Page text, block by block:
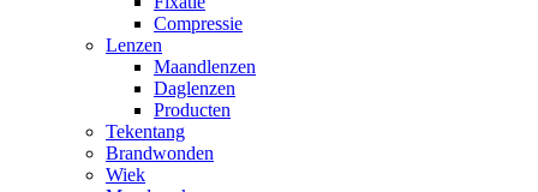
Compressie
Lenzen
Maandlenzen
Daglenzen
Producten
Tekentang
Brandwonden
Wiek